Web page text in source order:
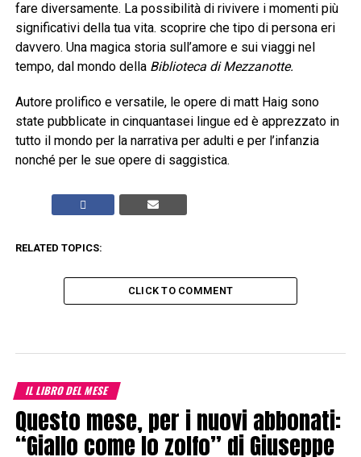
fare diversamente. La possibilità di rivivere i momenti più
significativi della tua vita. scoprire che tipo di persona eri
davvero. Una magica storia sull’amore e sui viaggi nel
tempo, dal mondo della Biblioteca di Mezzanotte.
Autore prolifico e versatile, le opere di matt Haig sono
state pubblicate in cinquantasei lingue ed è apprezzato in
tutto il mondo per la narrativa per adulti e per l’infanzia
nonché per le sue opere di saggistica.
RELATED TOPICS:
CLICK TO COMMENT
IL LIBRO DEL MESE
Questo mese, per i nuovi abbonati:
“Giallo come lo zolfo” di Giuseppe